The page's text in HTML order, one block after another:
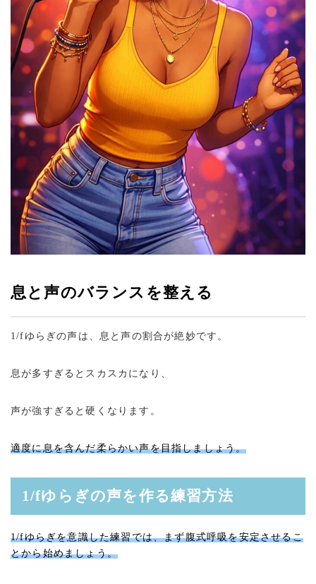
息と声のバランスを整える
1/fゆらぎの声は、息と声の割合が絶妙です。
息が多すぎるとスカスカになり、
声が強すぎると硬くなります。
適度に息を含んだ柔らかい声を目指しましょう。
1/fゆらぎの声を作る練習方法
1/fゆらぎを意識した練習では、まず腹式呼吸を安定させるこ
とから始めましょう。